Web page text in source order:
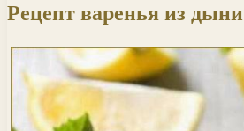
Рецепт варенья из дыни